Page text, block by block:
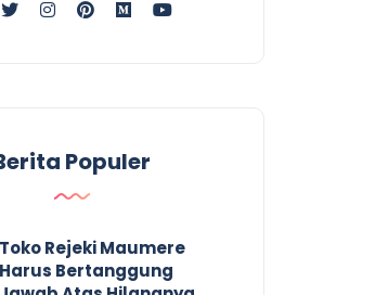
Populer
Toko Rejeki Maumere
Harus Bertanggung